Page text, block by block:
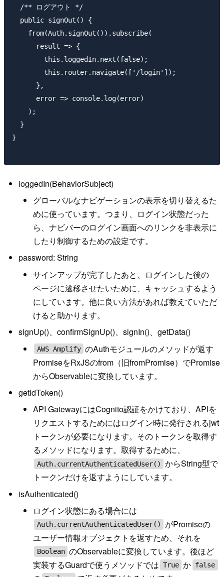
  /** ログアウト */
  public signOut() {
    from(Auth.signOut()).subscribe(
      result => {
        this.loggedIn.next(false);
        this.router.navigate(['/login']);
      },
      error => console.log(error)
    );
  }
}
loggedIn(BehaviorSubject)
グローバルなナビゲーションの表示を切り替えるた
めに使っています。つまり、ログイン状態だった
ら、ナビバーのログイン画面へのリンクを非表示に
したり制御するための設定です。
password: String
サインアップが完了したあと、ログインした後の
ページに遷移させたいために、キャッシュするよう
にしています。他に良い方法があれば教えていただ
けると助かります。
signUp()、confirmSignUp()、signIn()、getData()
AWS Amplify のAuthモジュールのメソッドが返す
PromiseをRxJSのfrom（旧fromPromise）でPromise
からObservableに変換しています。
getIdToken()
API GatewayにはCognito認証をかけており、APIを
リクエストするためにはログイン時に発行されるjwt
トークンが必要になります。そのトークンを取得す
るメソッドになります。取得するために、
Auth.currentAuthenticatedUser()
からString型で
トークンだけを返すようにしています。
isAuthenticated()
ログイン状態にある場合には
Auth.currentAuthenticatedUser()
がPromiseの
ユーザー情報オブジェクトを返すため、それを
Boolean のObservableに変換しています。後ほど
実装するGuardで使うメソッドでは True か false